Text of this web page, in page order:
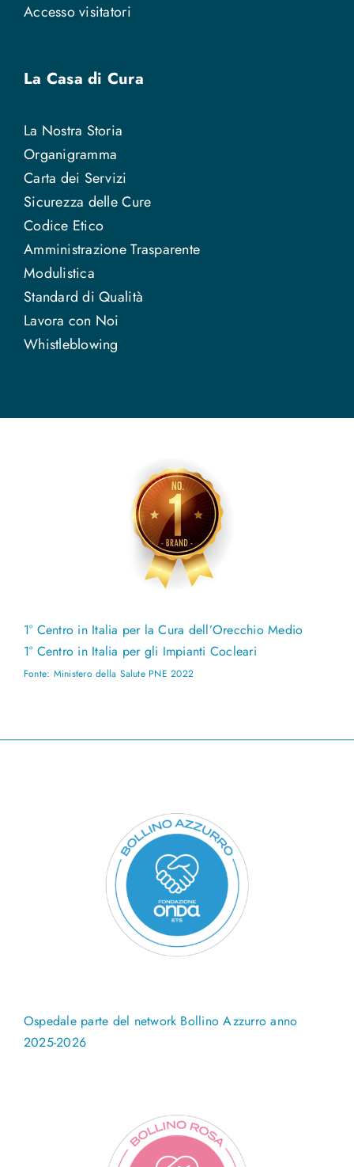
Accesso visitatori
La Casa di Cura
La Nostra Storia
Organigramma
Carta dei Servizi
Sicurezza delle Cure
Codice Etico
Amministrazione Trasparente
Modulistica
Standard di Qualità
Lavora con Noi
Whistleblowing
1° Centro in Italia per la Cura dell’Orecchio Medio
1° Centro in Italia per gli Impianti Cocleari
Fonte: Ministero della Salute PNE 2022
Ospedale parte del network Bollino Azzurro anno
2025-2026